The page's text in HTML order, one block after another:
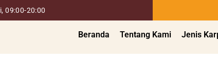
09:00-20:00
Beranda Tentang Kami Jenis